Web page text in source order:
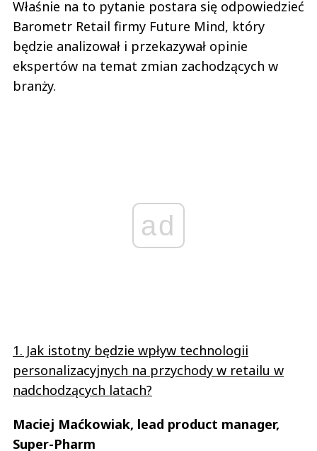
Właśnie na to pytanie postara się odpowiedzieć
Barometr Retail firmy Future Mind, który
będzie analizował i przekazywał opinie
ekspertów na temat zmian zachodzących w
branży.
ad
1. Jak istotny będzie wpływ technologii
personalizacyjnych na przychody w retailu w
nadchodzących latach?
Maciej Maćkowiak, lead product manager,
Super-Pharm